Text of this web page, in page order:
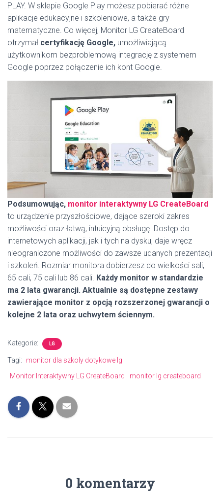
PLAY. W sklepie Google Play możesz pobierać różne
aplikacje edukacyjne i szkoleniowe, a także gry
matematyczne. Co więcej, Monitor LG CreateBoard
otrzymał certyfikację Google, umożliwiającą
użytkownikom bezproblemową integrację z systemem
Google poprzez połączenie ich kont Google.
Podsumowując, monitor interaktywny LG CreateBoard
to urządzenie przyszłościowe, dające szeroki zakres
możliwości oraz łatwą, intuicyjną obsługę. Dostęp do
internetowych aplikacji, jak i tych na dysku, daje wręcz
nieograniczone możliwości do zawsze udanych prezentacji
i szkoleń. Rozmiar monitora dobierzesz do wielkości sali,
65 cali, 75 cali lub 86 cali. Każdy monitor w standardzie
ma 2 lata gwarancji. Aktualnie są dostępne zestawy
zawierające monitor z opcją rozszerzonej gwarancji o
kolejne 2 lata oraz uchwytem ściennym.
Kategorie: LG
Tagi:
monitor dla szkoly dotykowe lg
Monitor Interaktywny LG CreateBoard
monitor lg createboard
0 komentarzy